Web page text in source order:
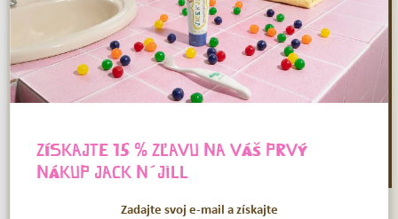
– Veronika –
ZÍSKAJTE 15 % ZĽAVU NA VÁŠ PRVÝ
NÁKUP JACK N´JILL
Zadajte svoj e-mail a získajte